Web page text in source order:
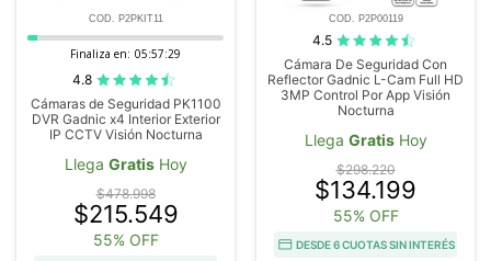
COD. P2PKIT11
Finaliza en: 05:57:28
4.8
Cámaras de Seguridad PK1100
DVR Gadnic x4 Interior Exterior
IP CCTV Visión Nocturna
Llega GratisHoy
$478.998
$215.549
55% OFF
COD. P2P00119
4.5
Cámara De Seguridad Con
Reflector Gadnic L-Cam Full HD
3MP Control Por App Visión
Nocturna
Llega GratisHoy
$298.220
$134.199
55% OFF
DESDE 6 CUOTAS SIN INTERÉS